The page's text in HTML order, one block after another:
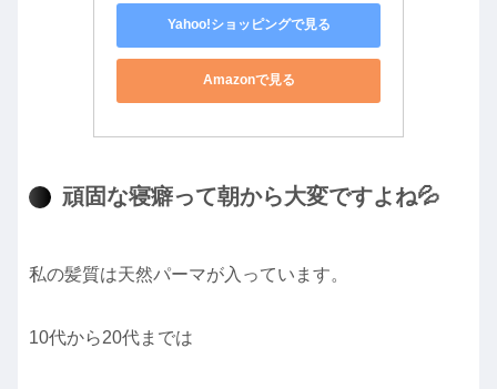
Yahoo!ショッピングで見る
Amazonで見る
頑固な寝癖って朝から大変ですよね💦
私の髪質は天然パーマが入っています。
10代から20代までは